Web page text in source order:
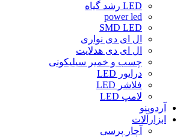
LED رشد گیاه
power led
SMD LED
ال ای دی نواری
ال ای دی هدلایت
چسب و خمیر سیلیکونی
درایور LED
فلاشر LED
لامپ LED
آردوینو
ابزارآلات
آچار پرسی